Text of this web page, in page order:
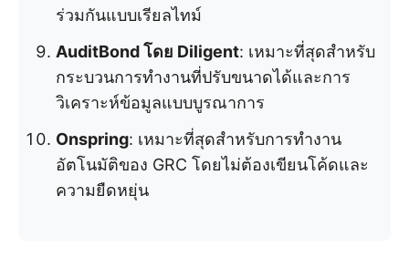
ร่วมกันแบบเรียลไทม์
AuditBond โดย Diligent: เหมาะที่สุดสำหรับ
กระบวนการทำงานที่ปรับขนาดได้และการ
วิเคราะห์ข้อมูลแบบบูรณาการ
Onspring: เหมาะที่สุดสำหรับการทำงาน
อัตโนมัติของ GRC โดยไม่ต้องเขียนโค้ดและ
ความยืดหยุ่น